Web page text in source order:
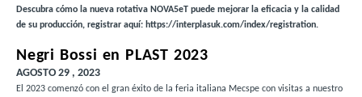
Descubra cómo la nueva rotativa NOVA5eT puede mejorar la eficacia y la calidad
de su producción, registrar aquí: https://interplasuk.com/index/registration.
Negri Bossi en PLAST 2023
AGOSTO 29 , 2023
El 2023 comenzó con el gran éxito de la feria italiana Mecspe con visitas a nuestro